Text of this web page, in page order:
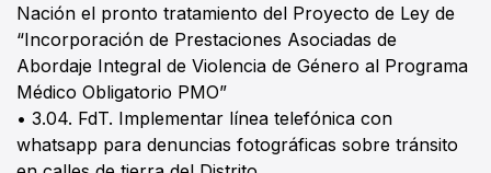
Nación el pronto tratamiento del Proyecto de Ley de
“Incorporación de Prestaciones Asociadas de
Abordaje Integral de Violencia de Género al Programa
Médico Obligatorio PMO”
• 3.04. FdT. Implementar línea telefónica con
whatsapp para denuncias fotográficas sobre tránsito